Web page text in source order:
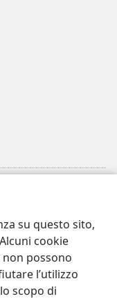
su questo sito,
cookie
possono
l’utilizzo
scopo di